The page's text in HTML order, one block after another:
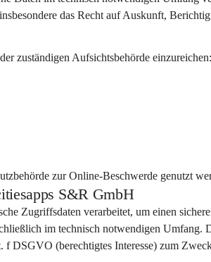
das Recht auf Auskunft,
zuständigen Aufsichtsbehörde einzureichen:
zur Online-Beschwerde genutzt
S&R GmbH
Zugriffsdaten verarbeitet, um einen
im technisch notwendigen Umfang.
f DSGVO (berechtigtes Interesse) zum